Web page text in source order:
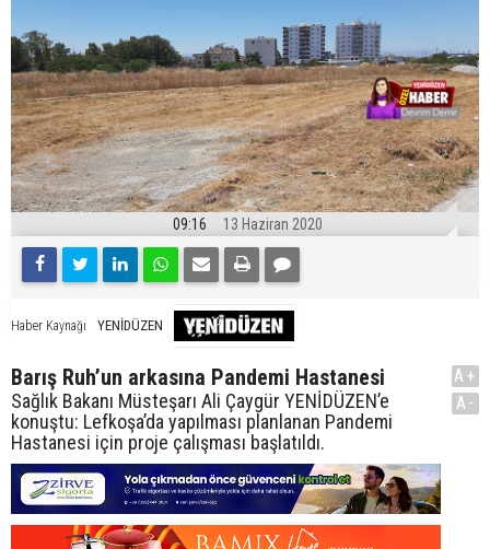
09:16 13 Haziran 2020
Haber Kaynağı YENİDÜZEN
Barış Ruh’un arkasına Pandemi Hastanesi
Sağlık Bakanı Müsteşarı Ali Çaygür YENİDÜZEN’e
konuştu: Lefkoşa’da yapılması planlanan Pandemi
Hastanesi için proje çalışması başlatıldı.
A+
A-